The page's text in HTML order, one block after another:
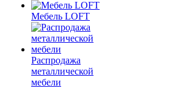
Мебель LOFT
Распродажа
металлической
мебели